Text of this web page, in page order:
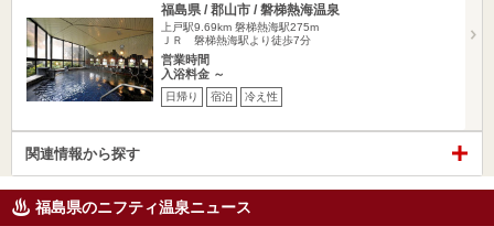
福島県 / 郡山市 / 磐梯熱海温泉
上戸駅9.69km 磐梯熱海駅275m
ＪＲ 磐梯熱海駅より徒歩7分
営業時間
入浴料金 ～
日帰り 宿泊 冷え性
関連情報から探す
福島県のニフティ温泉ニュース